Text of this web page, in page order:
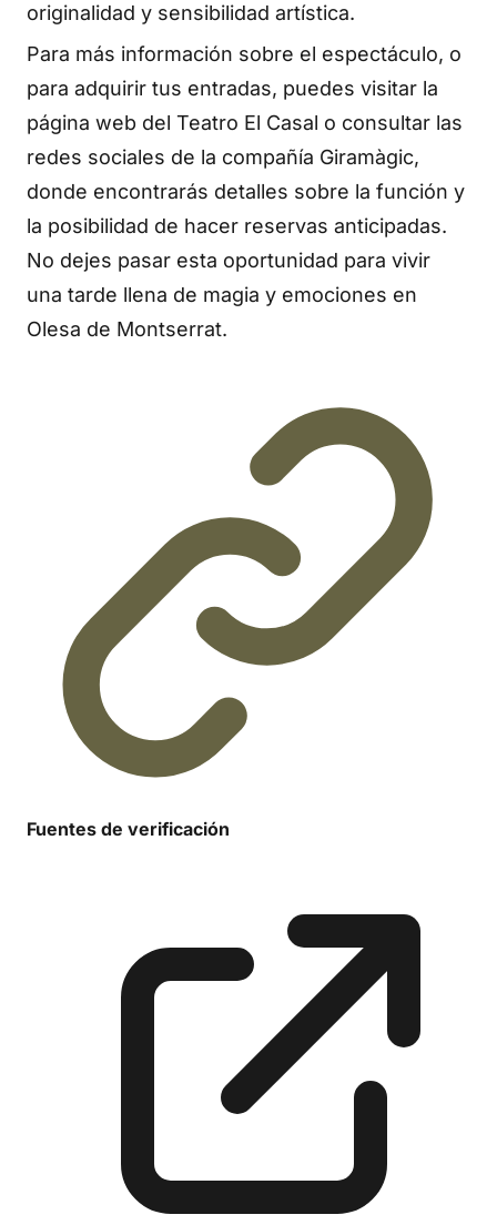
originalidad y sensibilidad artística.
Para más información sobre el espectáculo, o
para adquirir tus entradas, puedes visitar la
página web del Teatro El Casal o consultar las
redes sociales de la compañía Giramàgic,
donde encontrarás detalles sobre la función y
la posibilidad de hacer reservas anticipadas.
No dejes pasar esta oportunidad para vivir
una tarde llena de magia y emociones en
Olesa de Montserrat.
Fuentes de verificación